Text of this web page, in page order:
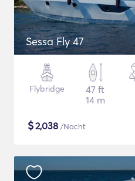
Sessa Fly 47
Flybridge
47 ft
14 m
$2,038 /Nacht